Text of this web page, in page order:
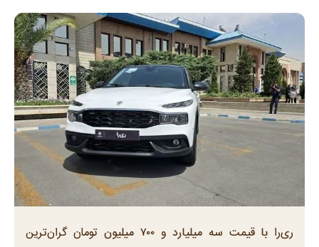
ری‌را با قیمت سه میلیارد و ۷۰۰ میلیون تومان گران‌ترین